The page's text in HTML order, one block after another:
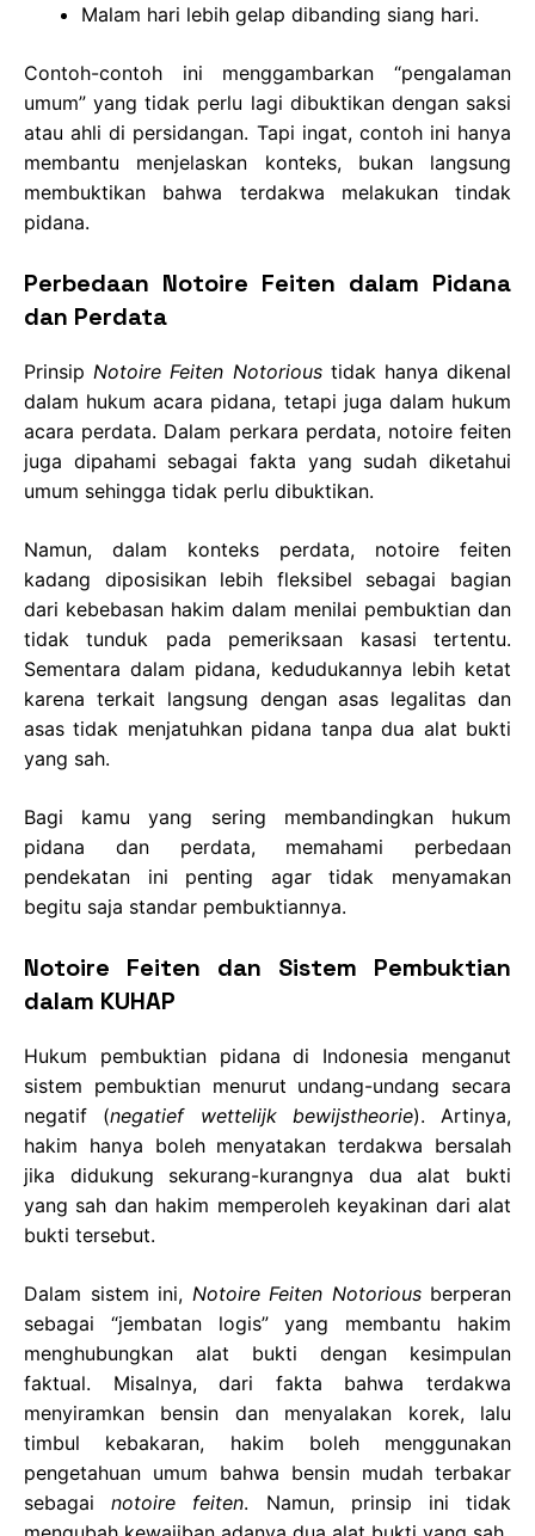
Malam hari lebih gelap dibanding siang hari.
Contoh-contoh ini menggambarkan “pengalaman
umum” yang tidak perlu lagi dibuktikan dengan saksi
atau ahli di persidangan. Tapi ingat, contoh ini hanya
membantu menjelaskan konteks, bukan langsung
membuktikan bahwa terdakwa melakukan tindak
pidana.
Perbedaan Notoire Feiten dalam Pidana
dan Perdata
Prinsip Notoire Feiten Notorioustidak hanya dikenal
dalam hukum acara pidana, tetapi juga dalam hukum
acara perdata. Dalam perkara perdata, notoire feiten
juga dipahami sebagai fakta yang sudah diketahui
umum sehingga tidak perlu dibuktikan.
Namun, dalam konteks perdata, notoire feiten
kadang diposisikan lebih fleksibel sebagai bagian
dari kebebasan hakim dalam menilai pembuktian dan
tidak tunduk pada pemeriksaan kasasi tertentu.
Sementara dalam pidana, kedudukannya lebih ketat
karena terkait langsung dengan asas legalitas dan
asas tidak menjatuhkan pidana tanpa dua alat bukti
yang sah.
Bagi kamu yang sering membandingkan hukum
pidana dan perdata, memahami perbedaan
pendekatan ini penting agar tidak menyamakan
begitu saja standar pembuktiannya.
Notoire Feiten dan Sistem Pembuktian
dalam KUHAP
Hukum pembuktian pidana di Indonesia menganut
sistem pembuktian menurut undang-undang secara
negatif (negatief wettelijk bewijstheorie). Artinya,
hakim hanya boleh menyatakan terdakwa bersalah
jika didukung sekurang-kurangnya dua alat bukti
yang sah dan hakim memperoleh keyakinan dari alat
bukti tersebut.
Dalam sistem ini, Notoire Feiten Notoriousberperan
sebagai “jembatan logis” yang membantu hakim
menghubungkan alat bukti dengan kesimpulan
faktual. Misalnya, dari fakta bahwa terdakwa
menyiramkan bensin dan menyalakan korek, lalu
timbul kebakaran, hakim boleh menggunakan
pengetahuan umum bahwa bensin mudah terbakar
sebagainotoire feiten. Namun, prinsip ini tidak